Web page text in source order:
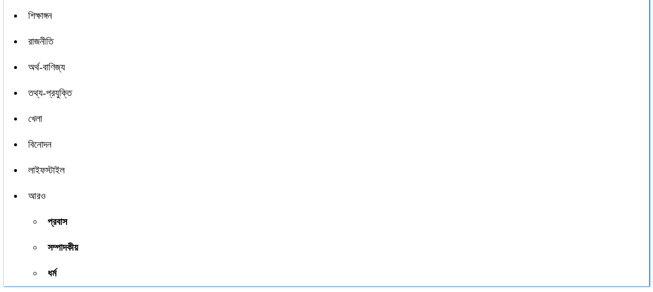
শিক্ষাঙ্গন
রাজনীতি
অর্থ-বাণিজ্য
তথ্য-প্রযুক্তি
খেলা
বিনোদন
লাইফস্টাইল
আরও
প্রবাস
সম্পাদকীয়
ধর্ম